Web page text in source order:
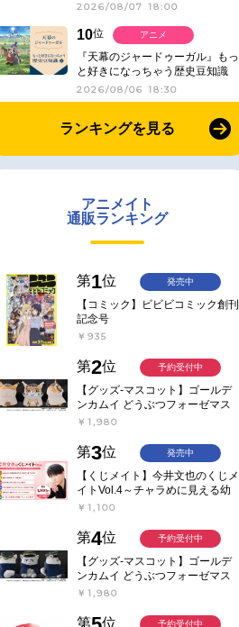
2026/08/07 18:00
10位
『天幕のジャードゥーガル』もっ
と好きになっちゃう歴史豆知識
2026/08/06 18:30
アニメ
ランキングを見る
アニメイト
通販ランキング
第1位
【コミック】ビビビコミック創刊
記念号
￥935
発売中
第2位
【グッズ-マスコット】ゴールデ
ンカムイ どうぶつフォーゼマス
コット 4.尾形百之助【再販】
￥1,980
予約受付中
第3位
【くじメイト】今井文也のくじメ
イトVol.4～チャラめに見える幼
馴染、実は一途で独占欲が強いん
￥1,100
発売中
第4位
【グッズ-マスコット】ゴールデ
ンカムイ どうぶつフォーゼマス
コット 5.月島軍曹【再販】
￥1,980
予約受付中
第 位 予約受付中